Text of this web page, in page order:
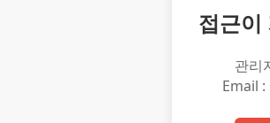
접근이
관리
Email